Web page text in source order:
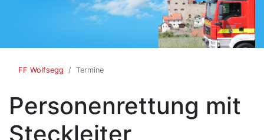
FF Wolfsegg Termine
Personenrettung mit
Steckleiter